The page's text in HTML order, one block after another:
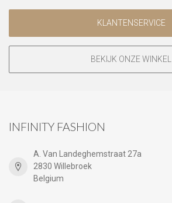
KLANTENSERVICE
BEKIJK ONZE WINKEL
INFINITY FASHION
A. Van Landeghemstraat 27a
2830 Willebroek
Belgium